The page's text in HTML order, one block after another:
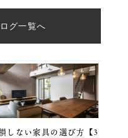
グ一覧へ
しない家具の選び方【3